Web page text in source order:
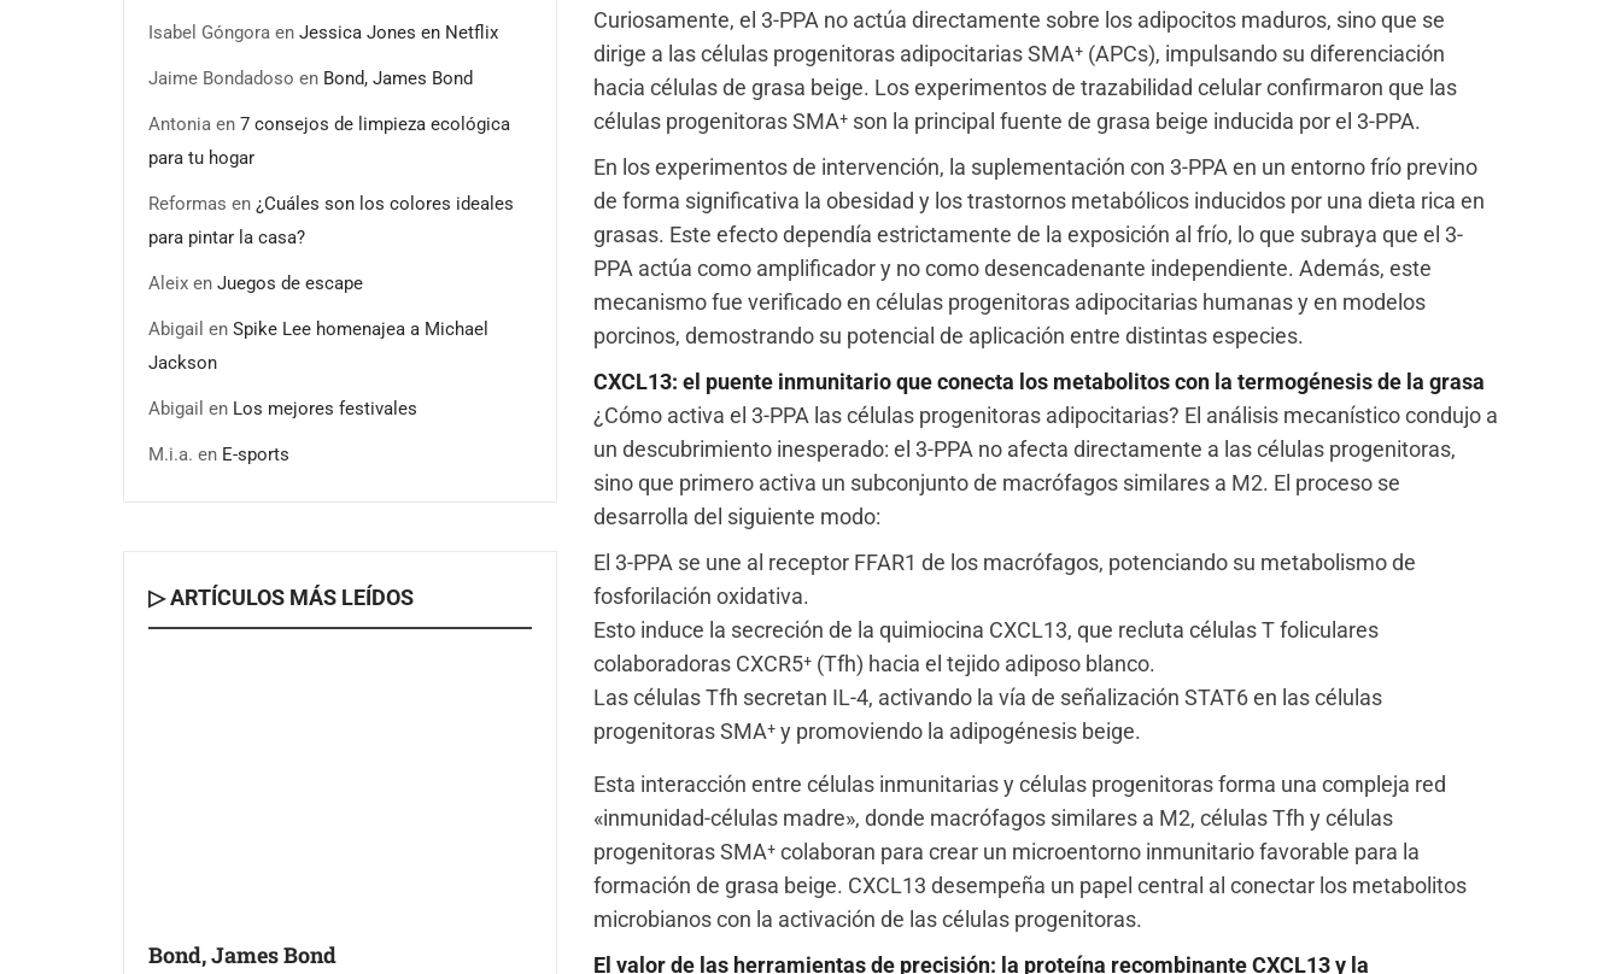
Curiosamente, el 3-PPA no actúa directamente sobre los adipocitos maduros, sino que se
dirige a las células progenitoras adipocitarias SMA⁺ (APCs), impulsando su diferenciación
hacia células de grasa beige. Los experimentos de trazabilidad celular confirmaron que las
células progenitoras SMA⁺ son la principal fuente de grasa beige inducida por el 3-PPA.
En los experimentos de intervención, la suplementación con 3-PPA en un entorno frío previno
de forma significativa la obesidad y los trastornos metabólicos inducidos por una dieta rica en
grasas. Este efecto dependía estrictamente de la exposición al frío, lo que subraya que el 3-
PPA actúa como amplificador y no como desencadenante independiente. Además, este
mecanismo fue verificado en células progenitoras adipocitarias humanas y en modelos
porcinos, demostrando su potencial de aplicación entre distintas especies.
CXCL13: el puente inmunitario que conecta los metabolitos con la termogénesis de la grasa
¿Cómo activa el 3-PPA las células progenitoras adipocitarias? El análisis mecanístico condujo a
un descubrimiento inesperado: el 3-PPA no afecta directamente a las células progenitoras,
sino que primero activa un subconjunto de macrófagos similares a M2. El proceso se
desarrolla del siguiente modo:
El 3-PPA se une al receptor FFAR1 de los macrófagos, potenciando su metabolismo de
fosforilación oxidativa.
Esto induce la secreción de la quimiocina CXCL13, que recluta células T foliculares
colaboradoras CXCR5⁺ (Tfh) hacia el tejido adiposo blanco.
Las células Tfh secretan IL-4, activando la vía de señalización STAT6 en las células
progenitoras SMA⁺ y promoviendo la adipogénesis beige.
Esta interacción entre células inmunitarias y células progenitoras forma una compleja red
«inmunidad-células madre», donde macrófagos similares a M2, células Tfh y células
progenitoras SMA⁺ colaboran para crear un microentorno inmunitario favorable para la
formación de grasa beige. CXCL13 desempeña un papel central al conectar los metabolitos
microbianos con la activación de las células progenitoras.
El valor de las herramientas de precisión: la proteína recombinante CXCL13 y la
Isabel Góngora en Jessica Jones en Netflix
Jaime Bondadoso en Bond, James Bond
Antonia en 7 consejos de limpieza ecológica
para tu hogar
Reformas en ¿Cuáles son los colores ideales
para pintar la casa?
Aleix en Juegos de escape
Abigail en Spike Lee homenajea a Michael
Jackson
Abigail en Los mejores festivales
M.i.a. en E-sports
▷ ARTÍCULOS MÁS LEÍDOS
Bond, James Bond